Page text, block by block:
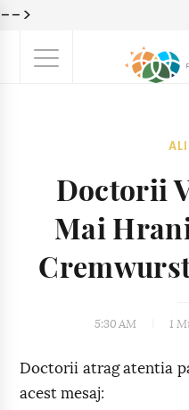
-->
Doctorii
Mai
5:30 AM 1
Doctorii atrag atentia
acest mesaj: